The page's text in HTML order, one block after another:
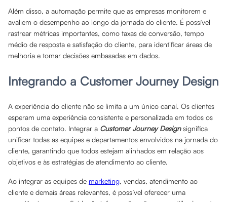
Além disso, a automação permite que as empresas monitorem e
avaliem o desempenho ao longo da jornada do cliente. É possível
rastrear métricas importantes, como taxas de conversão, tempo
médio de resposta e satisfação do cliente, para identificar áreas de
melhoria e tomar decisões embasadas em dados.
Integrando a Customer Journey Design
A experiência do cliente não se limita a um único canal. Os clientes
esperam uma experiência consistente e personalizada em todos os
pontos de contato. Integrar a Customer Journey Designsignifica
unificar todas as equipes e departamentos envolvidos na jornada do
cliente, garantindo que todos estejam alinhados em relação aos
objetivos e às estratégias de atendimento ao cliente.
Ao integrar as equipes de marketing, vendas, atendimento ao
cliente e demais áreas relevantes, é possível oferecer uma